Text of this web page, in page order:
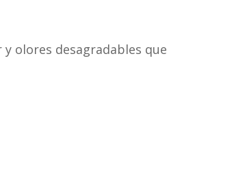
olores desagradables que